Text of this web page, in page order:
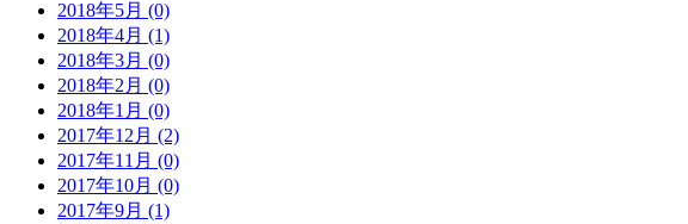
2018年5月 (0)
2018年4月 (1)
2018年3月 (0)
2018年2月 (0)
2018年1月 (0)
2017年12月 (2)
2017年11月 (0)
2017年10月 (0)
2017年9月 (1)